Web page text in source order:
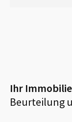
Ihr
Beurteilung